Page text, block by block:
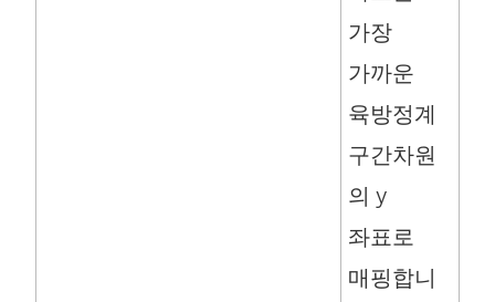
가장
가까운
육방정계
구간차원
의 y
좌표로
매핑합니